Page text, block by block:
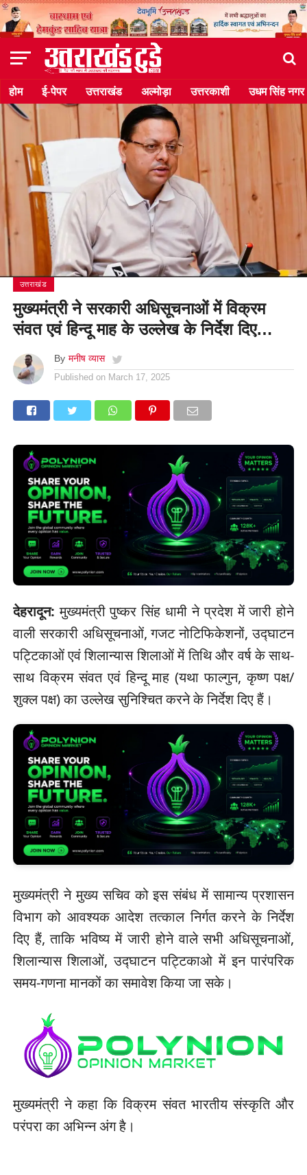
होम ई-पेपर उत्तराखंड अल्मोड़ा उत्तरकाशी उधम सिंह नगर
उत्तराखंड
मुख्यमंत्री ने सरकारी अधिसूचनाओं में विक्रम
संवत एवं हिन्दू माह के उल्लेख के निर्देश दिए…
By मनीष व्यास
Published on March 17, 2025
देहरादून: मुख्यमंत्री पुष्कर सिंह धामी ने प्रदेश में जारी होने
वाली सरकारी अधिसूचनाओं, गजट नोटिफिकेशनों, उद्घाटन
पट्टिकाओं एवं शिलान्यास शिलाओं में तिथि और वर्ष के साथ-
साथ विक्रम संवत एवं हिन्दू माह (यथा फाल्गुन, कृष्ण पक्ष/
शुक्ल पक्ष) का उल्लेख सुनिश्चित करने के निर्देश दिए हैं।
मुख्यमंत्री ने मुख्य सचिव को इस संबंध में सामान्य प्रशासन
विभाग को आवश्यक आदेश तत्काल निर्गत करने के निर्देश
दिए हैं, ताकि भविष्य में जारी होने वाले सभी अधिसूचनाओं,
शिलान्यास शिलाओं, उद्घाटन पट्टिकाओ में इन पारंपरिक
समय-गणना मानकों का समावेश किया जा सके।
मुख्यमंत्री ने कहा कि विक्रम संवत भारतीय संस्कृति और
परंपरा का अभिन्न अंग है।